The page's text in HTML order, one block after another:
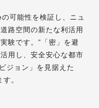
可能性を検証し、ニュ
路空間の新たな利活用
験です。”「密」を避
用し、安全安心な都市
ジョン」を見据えた
。